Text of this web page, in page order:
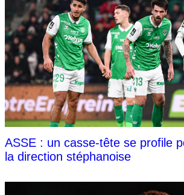
ASSE : un casse-tête se profile
la direction stéphanoise